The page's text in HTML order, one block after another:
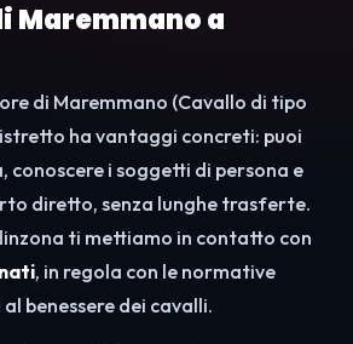
Maremmano a
di Maremmano (Cavallo di tipo
ha vantaggi concreti: puoi
conoscere i soggetti di persona e
diretto, senza lunghe trasferte.
ti mettiamo in contatto con
, in regola con le normative
benessere dei cavalli.